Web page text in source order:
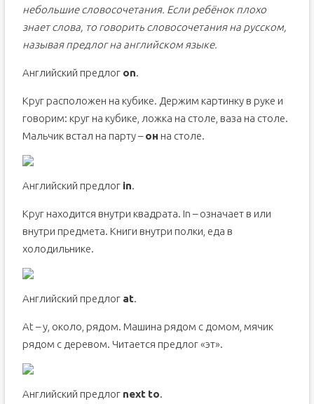
небольшие словосочетания. Если ребёнок плохо
знает слова, то говорить словосочетания на русском,
называя предлог на английском языке.
Английский предлог on.
Круг расположен на кубике. Держим картинку в руке и
говорим: круг на кубике, ложка на столе, ваза на столе.
Мальчик встал на парту –он на столе.
Английский предлог in.
Круг находится внутри квадрата. In – означает в или
внутри предмета. Книги внутри полки, еда в
холодильнике.
Английский предлог at.
At – у, около, рядом. Машина рядом с домом, мячик
рядом с деревом. Читается предлог «эт».
Английский предлог next to.